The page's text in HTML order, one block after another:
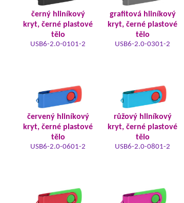
černý hliníkový
kryt, černé plastové
tělo
USB6-2.0-0101-2
grafitová hliníkový
kryt, černé plastové
tělo
USB6-2.0-0301-2
červený hliníkový
kryt, černé plastové
tělo
USB6-2.0-0601-2
růžový hliníkový
kryt, černé plastové
tělo
USB6-2.0-0801-2